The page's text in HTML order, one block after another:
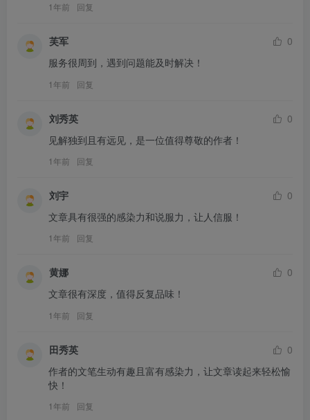
1年前 回复
芙军
0
服务很周到，遇到问题能及时解决！
1年前 回复
刘秀英
0
见解独到且有远见，是一位值得尊敬的作者！
1年前 回复
刘宇
0
文章具有很强的感染力和说服力，让人信服！
1年前 回复
黄娜
0
文章很有深度，值得反复品味！
1年前 回复
田秀英
0
作者的文笔生动有趣且富有感染力，让文章读起来轻松愉
快！
1年前 回复